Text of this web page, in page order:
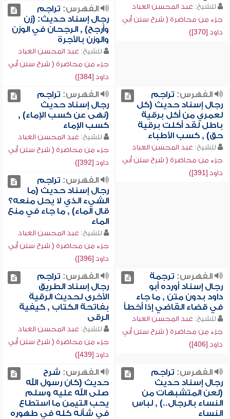
للشيخ: عبد المحسن العباد
جزء من محاضرة ( شرح سنن أبي
داود [370])
الفهرس: تراجم
رجال إسناد حديث: (زن
وأرجح) , الرجحان في الوزن
والوزن بالأجرة
للشيخ: عبد المحسن العباد
جزء من محاضرة ( شرح سنن أبي
داود [384])
الفهرس: تراجم
رجال إسناد حديث (كل
لعمري من أكل برقية
باطل لقد أكلت برقية
حق) , كسب الأطباء
للشيخ: عبد المحسن العباد
جزء من محاضرة ( شرح سنن أبي
داود [391])
الفهرس: تراجم
رجال إسناد حديث
(نهى عن كسب الإماء) ,
كسب الإماء
للشيخ: عبد المحسن العباد
جزء من محاضرة ( شرح سنن أبي
داود [392])
الفهرس: تراجم
رجال إسناد حديث (ما
الشيء الذي لا يحل منعه؟
قال الماء) , ما جاء في منع
الماء
للشيخ: عبد المحسن العباد
جزء من محاضرة ( شرح سنن أبي
داود [396])
الفهرس: ترجمة
رجال إسناد أورده أبو
داود بدون متن , ما جاء
في قضاء القاضي إذا أخطأ
للشيخ: عبد المحسن العباد
جزء من محاضرة ( شرح سنن أبي
داود [406])
الفهرس: تراجم
رجال إسناد الطريق
الأخرى لحديث الرقية
بفاتحة الكتاب , كيفية
الرقى
للشيخ: عبد المحسن العباد
جزء من محاضرة ( شرح سنن أبي
داود [439])
الفهرس: تراجم
رجال إسناد حديث
(لعن المتشبهات من
النساء بالرجال..) , لباس
النساء
الفهرس: شرح
حديث (كان رسول الله
صلى الله عليه وسلم
يحب التيمن ما استطاع
في شأنه كله في طهوره